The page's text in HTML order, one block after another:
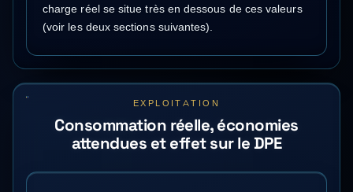
charge réel se situe très en dessous de ces valeurs
(voir les deux sections suivantes).
EXPLOITATION
Consommation réelle, économies
attendues et effet sur le DPE